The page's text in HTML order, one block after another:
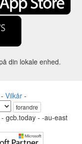
din lokale enhed.
Vilkår-
forandre
gcb.today - -au-east